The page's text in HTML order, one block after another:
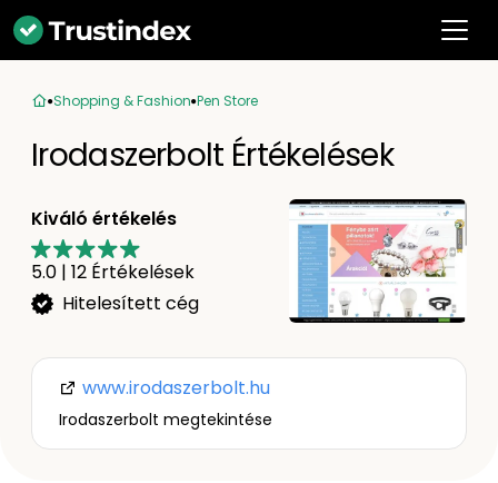
Shopping & Fashion Pen Store
Irodaszerbolt Értékelések
Kiváló értékelés
5.0 | 12 Értékelések
Hitelesített cég
www.irodaszerbolt.hu
Irodaszerbolt megtekintése